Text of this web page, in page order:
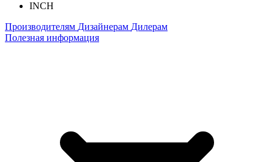
INCH
Производителям Дизайнерам Дилерам
Полезная информация